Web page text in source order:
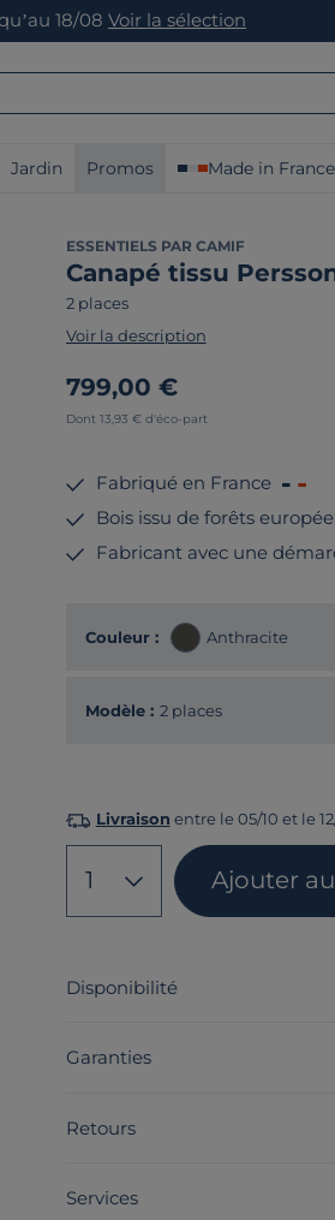
18/08 Voir la sélection
Jardin Promos Made in France
ESSENTIELS PAR CAMIF
Canapé tissu
2 places
Voir la description
799,00 €
Dont 13,93 € d'éco-part
Fabriqué en France
Bois issu de forêts
Fabricant avec une
Couleur : Anthracite
Modèle : 2 places
Livraison entre le 05/10 et le
1 Ajouter
Disponibilité
Garanties
Retours
Services